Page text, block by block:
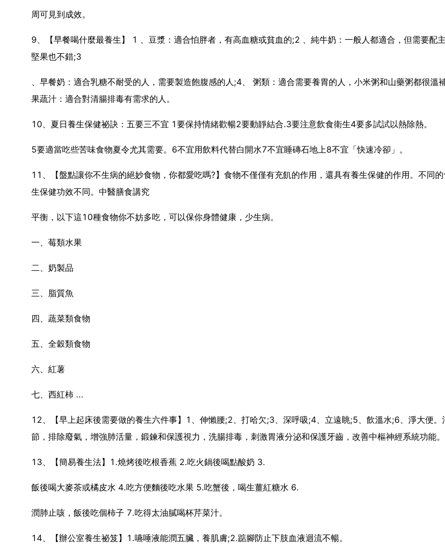
周可見到成效。
9、【早餐喝什麼最養生】 1 、豆漿：適合怕胖者，有高血糖或貧血的;2 、純牛奶：一般人都適合，但需要配
堅果也不錯;3
、早餐奶：適合乳糖不耐受的人，需要製造飽腹感的人;4、 粥類：適合需要養胃的人，小米粥和山藥粥都很溫
果蔬汁：適合對清腸排毒有需求的人。
10、夏日養生保健祕訣：五要三不宜 1要保持情緒歡暢2要動靜結合.3要注意飲食衛生4要多試試以熱除熱。
5要適當吃些苦味食物夏令尤其需要。6不宜用飲料代替白開水7不宜睡磚石地上8不宜「快速冷卻」。
11、【盤點讓你不生病的絕妙食物，你都愛吃嗎?】食物不僅僅有充飢的作用，還具有養生保健的作用。不同
生保健功效不同。中醫膳食講究
平衡，以下這10種食物你不妨多吃，可以保你身體健康，少生病。
一、莓類水果
二、奶製品
三、脂質魚
四、蔬菜類食物
五、全穀類食物
六、紅薯
七、西紅柿 ...
12、【早上起床後需要做的養生六件事】1、伸懶腰;2、打哈欠;3、深呼吸;4、立遠眺;5、飲溫水;6、淨大便。
節，排除廢氣，增強肺活量，鍛鍊和保護視力，洗腸排毒，刺激胃液分泌和保護牙齒，改善中樞神經系統功能。
13、【簡易養生法】1.燒烤後吃根香蕉 2.吃火鍋後喝點酸奶 3.
飯後喝大麥茶或橘皮水 4.吃方便麵後吃水果 5.吃蟹後，喝生薑紅糖水 6.
潤肺止咳，飯後吃個柿子 7.吃得太油膩喝杯芹菜汁。
14、【辦公室養生祕笈】1.嚥唾液能潤五臟，養肌膚;2.踮腳防止下肢血液迴流不暢。